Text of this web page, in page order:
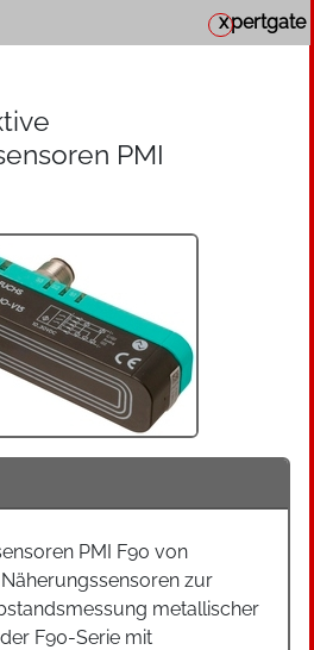
xpertgate
PMI
PMI F90 von
zur
metallischer
F90-Serie mit